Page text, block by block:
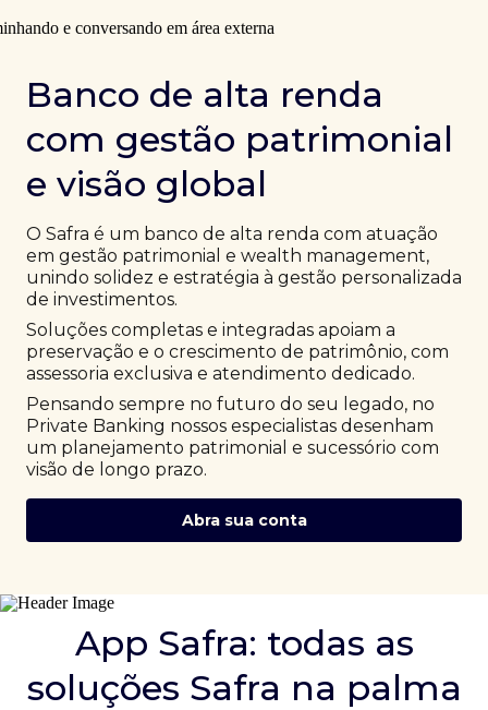
Banco de alta renda
com gestão patrimonial
e visão global
O Safra é um banco de alta renda com atuação
em gestão patrimonial e wealth management,
unindo solidez e estratégia à gestão personalizada
de investimentos.
Soluções completas e integradas apoiam a
preservação e o crescimento de patrimônio, com
assessoria exclusiva e atendimento dedicado.
Pensando sempre no futuro do seu legado, no
Private Banking nossos especialistas desenham
um planejamento patrimonial e sucessório com
visão de longo prazo.
Abra sua conta
App Safra: todas as
soluções Safra na palma